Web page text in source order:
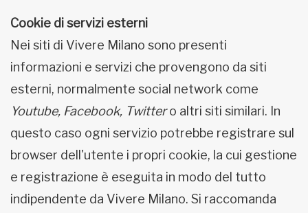
Cookie di servizi esterni
Nei siti di Vivere Milano sono presenti
informazioni e servizi che provengono da siti
esterni, normalmente social network come
Youtube, Facebook, Twittero altri siti similari. In
questo caso ogni servizio potrebbe registrare sul
browser dell'utente i propri cookie, la cui gestione
e registrazione è eseguita in modo del tutto
indipendente da Vivere Milano. Si raccomanda